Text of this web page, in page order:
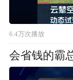
6.4万次播放
会省钱的霸